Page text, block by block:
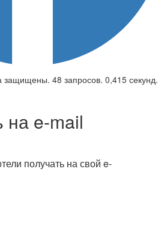
48 запросов. 0,415 секунд.
e-mail
получать на свой e-